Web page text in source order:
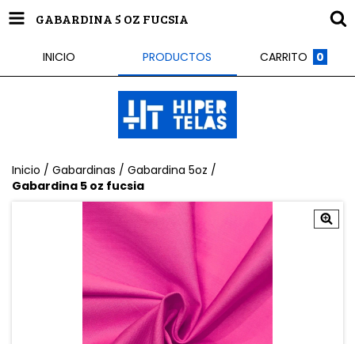
GABARDINA 5 OZ FUCSIA
INICIO PRODUCTOS CARRITO 0
Inicio / Gabardinas / Gabardina 5oz /
Gabardina 5 oz fucsia